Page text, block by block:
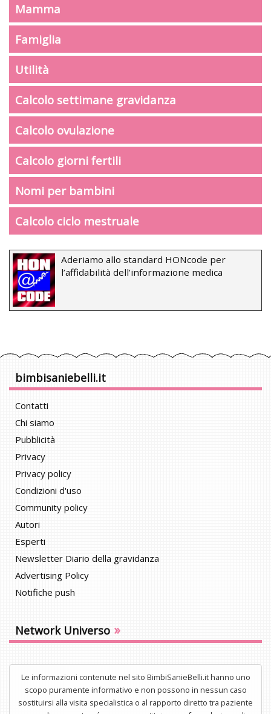
Mamma
Famiglia
Utilità
Calcolo settimane gravidanza
Calcolo ovulazione
Calcolo giorni fertili
Nomi per bambini
Calcolo ciclo mestruale
Aderiamo allo standard HONcode per
l’affidabilità dell’informazione medica
bimbisaniebelli.it
Contatti
Chi siamo
Pubblicità
Privacy
Privacy policy
Condizioni d'uso
Community policy
Autori
Esperti
Newsletter Diario della gravidanza
Advertising Policy
Notifiche push
Network Universo »
Le informazioni contenute nel sito BimbiSanieBelli.it hanno uno
scopo puramente informativo e non possono in nessun caso
sostituirsi alla visita specialistica o al rapporto diretto tra paziente